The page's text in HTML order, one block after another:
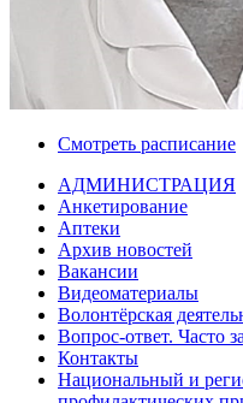
Смотреть расписание
АДМИНИСТРАЦИЯ
Анкетирование
Аптеки
Архив новостей
Вакансии
Видеоматериалы
Волонтёрская
Вопрос-ответ. Часто
Контакты
Национальный и